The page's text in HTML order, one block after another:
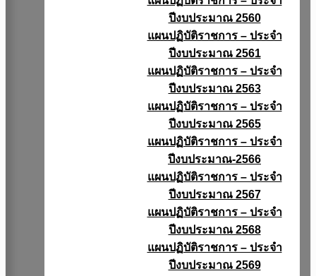
ปีงบประมาณ 2560
แผนปฏิบัติราชการ – ประจำ
ปีงบประมาณ 2561
แผนปฏิบัติราชการ – ประจำ
ปีงบประมาณ 2563
แผนปฏิบัติราชการ – ประจำ
ปีงบประมาณ 2565
แผนปฏิบัติราชการ – ประจำ
ปีงบประมาณ-2566
แผนปฏิบัติราชการ – ประจำ
ปีงบประมาณ 2567
แผนปฏิบัติราชการ – ประจำ
ปีงบประมาณ 2568
แผนปฏิบัติราชการ – ประจำ
ปีงบประมาณ 2569